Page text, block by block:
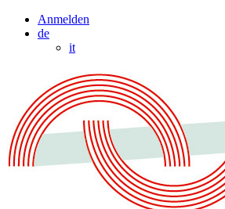
Anmelden
de
it